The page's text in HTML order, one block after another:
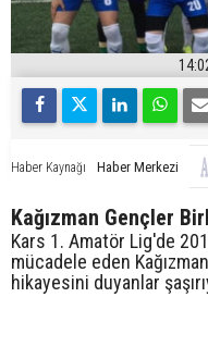
Haber Kaynağı Haber Merkezi
Kağızman Gençler
Kars 1. Amatör Lig'de
mücadele eden
hikayesini duyanlar